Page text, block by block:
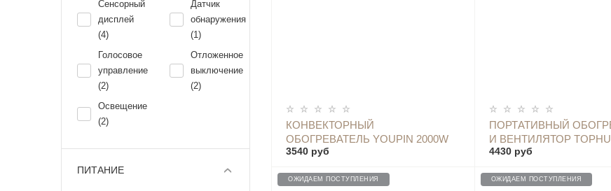
Сенсорный
дисплей
(4)
Датчик
обнаружения
(1)
Голосовое
управление
(2)
Отложенное
выключение
(2)
Освещение
(2)
ПИТАНИЕ
КОНВЕКТОРНЫЙ
ОБОГРЕВАТЕЛЬ YOUPIN 2000W
3540 руб
ПОРТАТИВНЫЙ
И ВЕНТИЛЯТОР
STARRY SKY GRAY
4430 руб
ОЖИДАЕМ ПОСТУПЛЕНИЯ ОЖИДАЕМ ПОСТУПЛЕНИЯ